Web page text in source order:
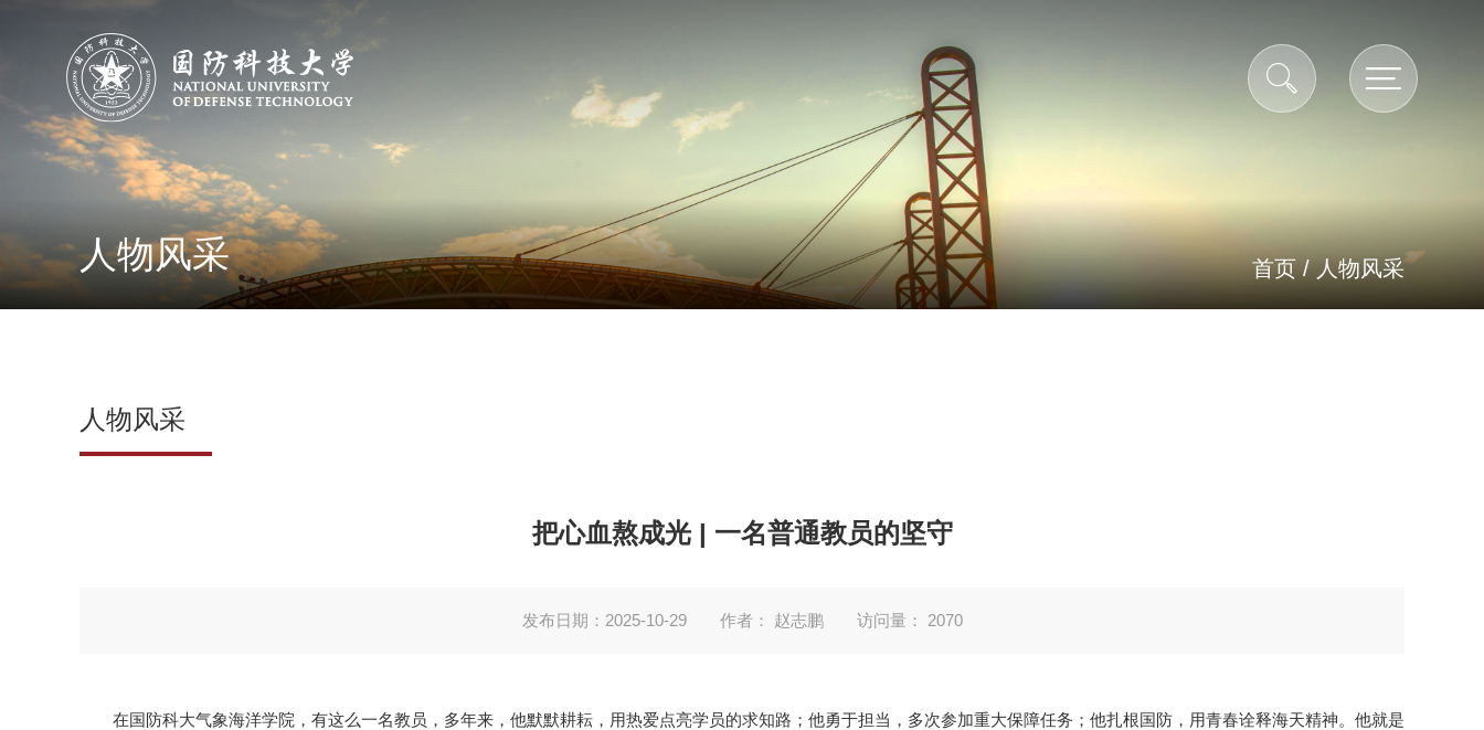
人物风采 首页/人物风采
人物风采
把心血熬成光 | 一名普通教员的坚守
发布日期：2025-10-29 作者： 赵志鹏 访问量： 2070
在国防科大气象海洋学院，有这么一名教员，多年来，他默默耕耘，用热爱点亮学员的求知路；他勇于担当，多次参加重大保障任务；他扎根国防，用青春诠释海天精神。他就是